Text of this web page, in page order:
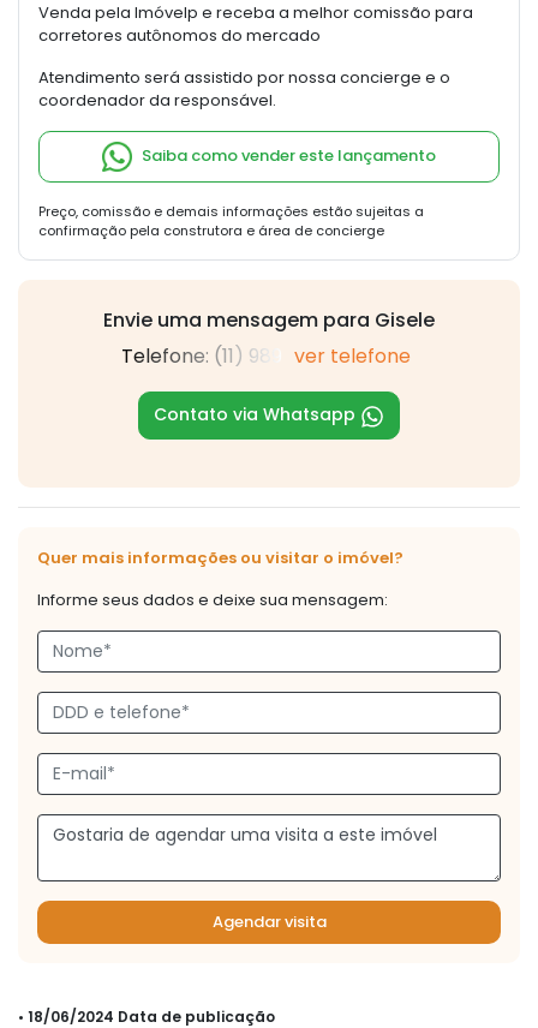
Venda pela Imóvelp e receba a melhor comissão para
corretores autônomos do mercado
Atendimento será assistido por nossa concierge e o
coordenador da responsável.
Saiba como vender este lançamento
Preço, comissão e demais informações estão sujeitas a
confirmação pela construtora e área de concierge
Envie uma mensagem para Gisele
Telefone: (11) 989
ver telefone
Contato via Whatsapp
Quer mais informações ou visitar o imóvel?
Informe seus dados e deixe sua mensagem:
Agendar visita
• 18/06/2024 Data de publicação